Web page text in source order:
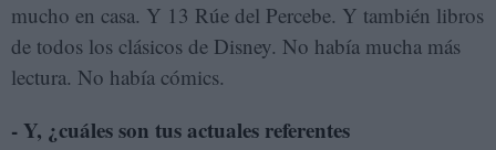
mucho en casa. Y 13 Rúe del Percebe. Y también libros
de todos los clásicos de Disney. No había mucha más
lectura. No había cómics.
- Y, ¿cuáles son tus actuales referentes